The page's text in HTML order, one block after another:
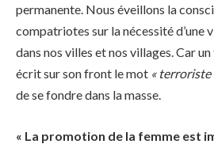
permanente. Nous éveillons la
compatriotes sur la nécessité d’une
dans nos villes et nos villages. Car
écrit sur son front le mot « terroriste
de se fondre dans la masse.
« La promotion de la femme est